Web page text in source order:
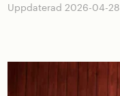
Uppdaterad 2026-04-28